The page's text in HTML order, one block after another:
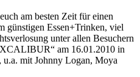
am besten Zeit für einen
günstigen Essen+Trinken, viel
unter allen Besuchern
am 16.01.2010 in
u.a. mit Johnny Logan, Moya